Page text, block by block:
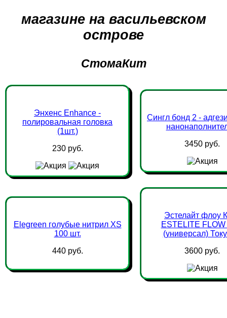
магазине на васильевском
острове
СтомаКит
Энхенс Enhance -
полировальная головка
(1шт.)
230 руб.
Сингл бонд 2 -
3450 руб.
Elegreen голубые нитрил XS
100 шт.
440 руб.
Эстелайт флоу
ESTELITE FLOW
(универсал)
3600 руб.